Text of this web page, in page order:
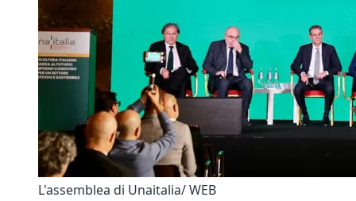
L'assemblea di Unaitalia/ WEB